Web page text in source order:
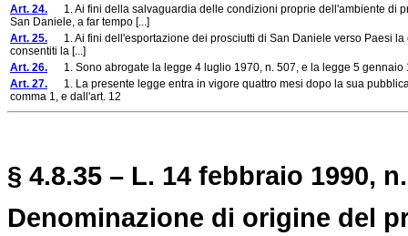
Art. 24. 1. Ai fini della salvaguardia delle condizioni proprie dell'ambiente di
San Daniele, a far tempo [...]
Art. 25. 1. Ai fini dell'esportazione dei prosciutti di San Daniele verso Paesi
consentiti la [...]
Art. 26. 1. Sono abrogate la legge 4 luglio 1970, n. 507, e la legge 5 gennaio
Art. 27. 1. La presente legge entra in vigore quattro mesi dopo la sua
comma 1, e dall'art. 12
§ 4.8.35 – L. 14 febbraio 1990,
Denominazione di origine del